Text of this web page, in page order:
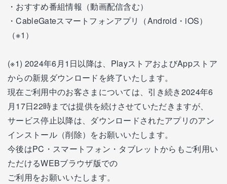
・おすすめ番組情報（動画配信含む）
・CableGateスマートフォンアプリ（Android・iOS）
（※1）
(※1) 2024年6月1日以降は、PlayストアおよびAppストア
からの新規ダウンロードを終了いたします。
現在ご利用中のお客さまについては、引き続き2024年6
月17日22時までは提供を続けさせていただきますが、
サービス停止以降は、ダウンロードされたアプリのアン
インストール（削除）をお願いいたします。
今後はPC・スマートフォン・タブレットからもご利用い
ただけるWEBブラウザ版での
ご利用をお願いいたします。